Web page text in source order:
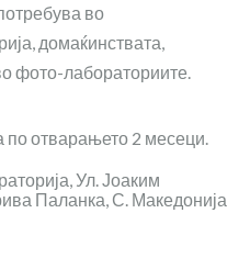
во
домаќинствата,
фото-лабораториите.
по отварањето 2 месеци.
Ул. Јоаким
Паланка, С. Македонија